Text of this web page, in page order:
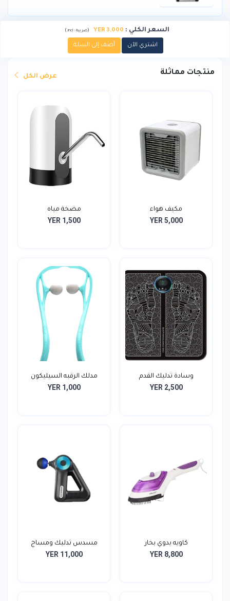
السعر الكلي :
3,000 YER
(ضريبة : incl.
)
اشتري الآن أضف إلى السلة
منتجات مماثلة عرض الكل
مكيف هواء
YER 5,000
مضخة مياه
YER 1,500
وسادة تدليك القدم
YER 2,500
مدلك الرقبه السيليكون
YER 1,000
كاويه يدوي بخار
YER 8,800
مسدس تدليك ومساج
YER 11,000